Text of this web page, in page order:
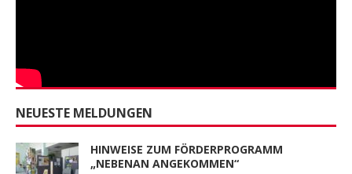
NEUESTE MELDUNGEN
HINWEISE ZUM FÖRDERPROGRAMM
„NEBENAN ANGEKOMMEN“